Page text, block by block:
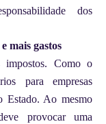
dos
mais gastos
impostos. Como o
para empresas
Estado. Ao mesmo
provocar uma